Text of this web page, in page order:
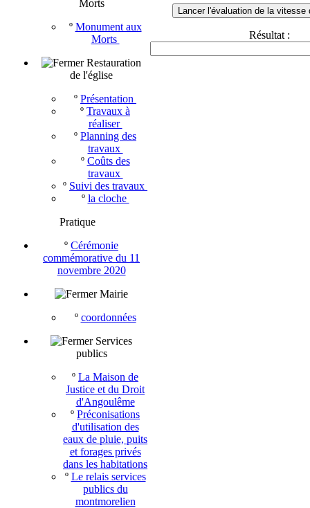
Morts
º Monument aux
Morts
Restauration
de l'église
º Présentation
º Travaux à
réaliser
º Planning des
travaux
º Coûts des
travaux
º Suivi des travaux
º la cloche
Pratique
º Cérémonie
commémorative du 11
novembre 2020
Mairie
º coordonnées
Services
publics
º La Maison de
Justice et du Droit
d'Angoulême
º Préconisations
d'utilisation des
eaux de pluie, puits
et forages privés
dans les habitations
º Le relais services
publics du
montmorelien
Lancer l'évaluation de la vitesse
Résultat :